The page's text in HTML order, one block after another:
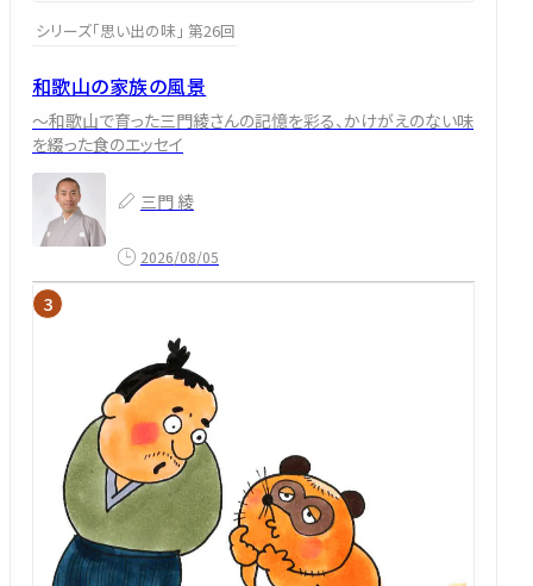
シリーズ「思い出の味」 第26回
和歌山の家族の風景
～和歌山で育った三門綾さんの記憶を彩る、かけがえのない味
を綴った食のエッセイ
三門 綾
2026/08/05